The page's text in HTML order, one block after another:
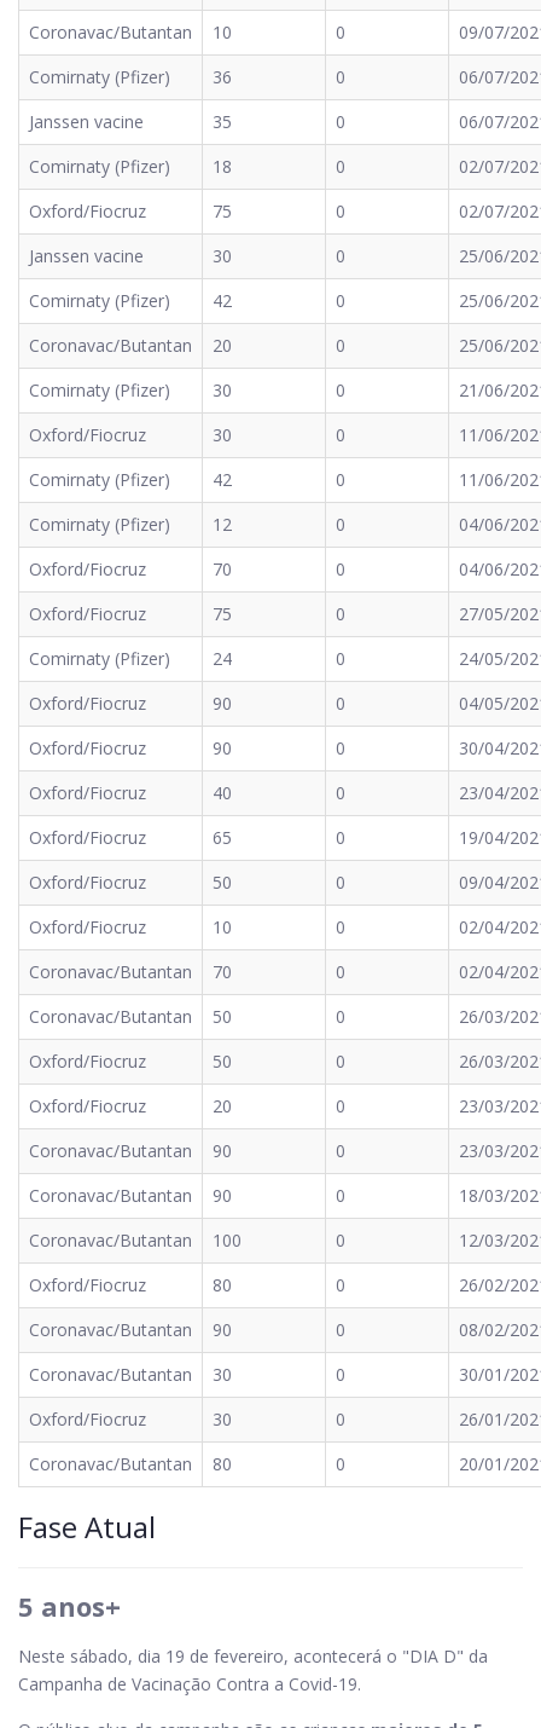
Coronavac/Butantan
10 0
09/07/
Comirnaty (Pfizer)
36 0
06/07/
Janssen vacine
35 0
06/07/
Comirnaty (Pfizer)
18 0
02/07/
Oxford/Fiocruz
75 0
02/07/
Janssen vacine
30 0
25/06/
Comirnaty (Pfizer)
42 0
25/06/
Coronavac/Butantan
20 0
25/06/
Comirnaty (Pfizer)
30 0
21/06/
Oxford/Fiocruz
30 0
11/06/
Comirnaty (Pfizer)
42 0
11/06/
Comirnaty (Pfizer)
12 0
04/06/
Oxford/Fiocruz
70 0
04/06/
Oxford/Fiocruz
75 0
27/05/
Comirnaty (Pfizer)
24 0
24/05/
Oxford/Fiocruz
90 0
04/05/
Oxford/Fiocruz
90 0
30/04/
Oxford/Fiocruz
40 0
23/04/
Oxford/Fiocruz
65 0
19/04/
Oxford/Fiocruz
50 0
09/04/
Oxford/Fiocruz
10 0
02/04/
Coronavac/Butantan
70 0
02/04/
Coronavac/Butantan
50 0
26/03/
Oxford/Fiocruz
50 0
26/03/
Oxford/Fiocruz
20 0
23/03/
Coronavac/Butantan
90 0
23/03/
Coronavac/Butantan
90 0
18/03/
Coronavac/Butantan
100 0
12/03/
Oxford/Fiocruz
80 0
26/02/
Coronavac/Butantan
90 0
08/02/
Coronavac/Butantan
30 0
30/01/
Oxford/Fiocruz
30 0
26/01/
Coronavac/Butantan
80 0 20/01/
Fase Atual
5 anos+
Neste sábado, dia 19 de fevereiro, acontecerá o "DIA D" da
Campanha de Vacinação Contra a Covid-19.